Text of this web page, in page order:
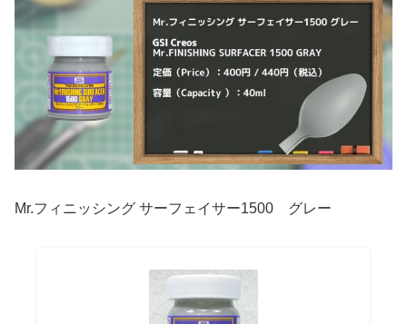
Mr.フィニッシング サーフェイサー1500 グレー